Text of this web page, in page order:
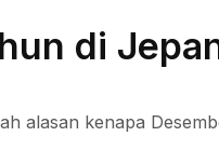
di
alasan kenapa